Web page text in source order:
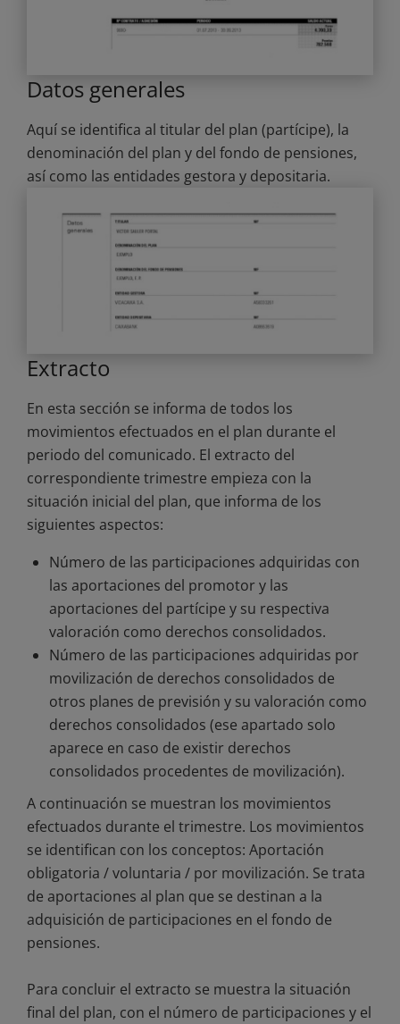
Datos generales
Aquí se identifica al titular del plan (partícipe), la
denominación del plan y del fondo de pensiones,
así como las entidades gestora y depositaria.
Extracto
En esta sección se informa de todos los
movimientos efectuados en el plan durante el
periodo del comunicado. El extracto del
correspondiente trimestre empieza con la
situación inicial del plan, que informa de los
siguientes aspectos:
Número de las participaciones adquiridas con
las aportaciones del promotor y las
aportaciones del partícipe y su respectiva
valoración como derechos consolidados.
Número de las participaciones adquiridas por
movilización de derechos consolidados de
otros planes de previsión y su valoración como
derechos consolidados (ese apartado solo
aparece en caso de existir derechos
consolidados procedentes de movilización).
A continuación se muestran los movimientos
efectuados durante el trimestre. Los movimientos
se identifican con los conceptos: Aportación
obligatoria / voluntaria / por movilización. Se trata
de aportaciones al plan que se destinan a la
adquisición de participaciones en el fondo de
pensiones.
Para concluir el extracto se muestra la situación
final del plan, con el número de participaciones y el